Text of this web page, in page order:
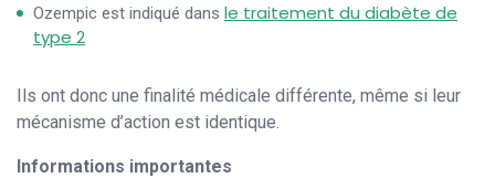
Ozempic est indiqué dans le traitement du diabète de
type 2
Ils ont donc une finalité médicale différente, même si leur
mécanisme d’action est identique.
Informations importantes